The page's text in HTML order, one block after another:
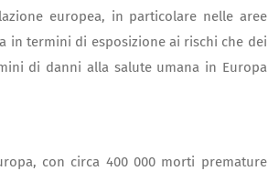
europea, in particolare nelle aree
in termini di esposizione ai rischi che dei
di danni alla salute umana in Europa
con circa 400 000 morti premature